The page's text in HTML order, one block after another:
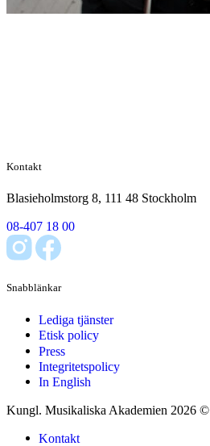
Kontakt
Blasieholmstorg 8, 111 48 Stockholm
08-407 18 00
Snabblänkar
Lediga tjänster
Etisk policy
Press
Integritetspolicy
In English
Kungl. Musikaliska Akademien 2026 ©
Kontakt